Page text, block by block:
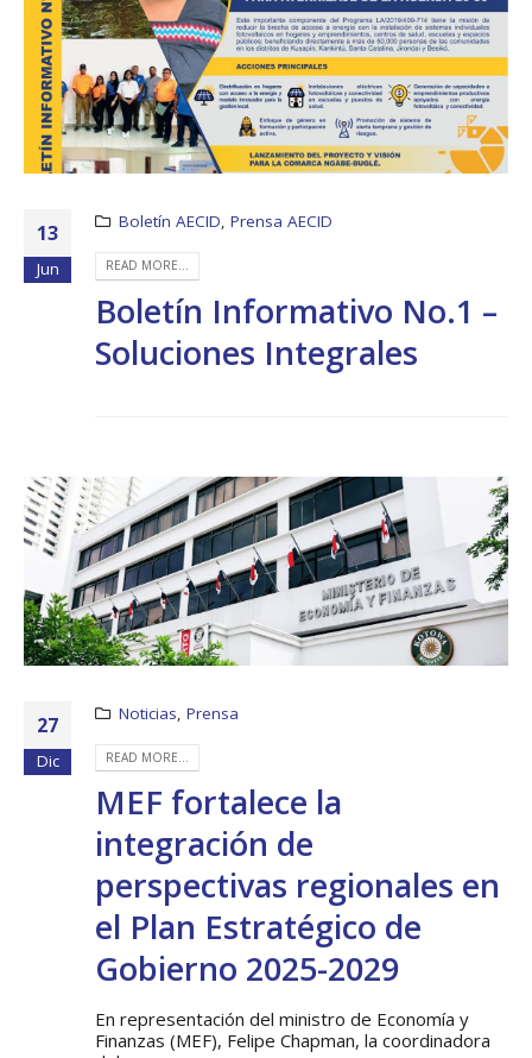
13
Jun
Boletín AECID, Prensa AECID
READ MORE...
Boletín Informativo No.1 –
Soluciones Integrales
27
Dic
Noticias, Prensa
READ MORE...
MEF fortalece la
integración de
perspectivas regionales en
el Plan Estratégico de
Gobierno 2025-2029
En representación del ministro de Economía y
Finanzas (MEF), Felipe Chapman, la coordinadora